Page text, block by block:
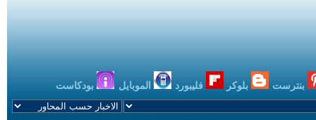
بنترست بلوكر فليبورد الموبايل بودكاست